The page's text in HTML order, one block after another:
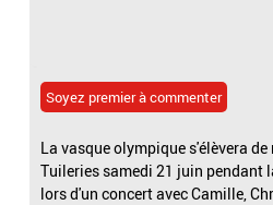
Soyez premier à commenter
La vasque olympique s'élèvera
Tuileries samedi 21 juin pendant
lors d'un concert avec Camille,